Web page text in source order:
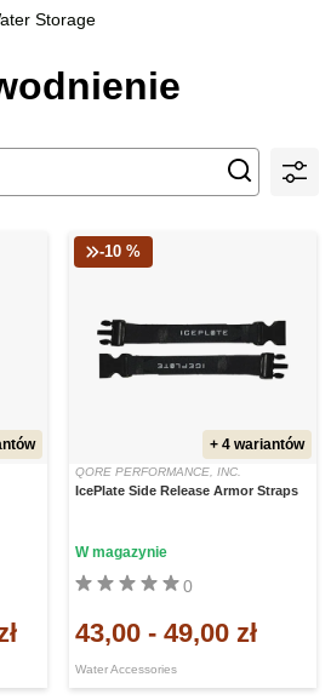
Storage
-10 %
+ 4 wariantów
QORE PERFORMANCE, INC.
IcePlate Side Release Armor Straps
Water Accessories
0
W magazynie
43,00 - 49,00 zł